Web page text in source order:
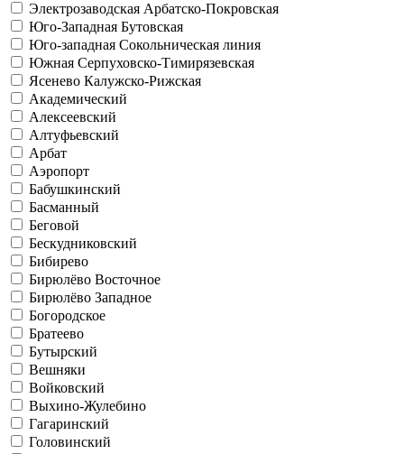
Электрозаводская Арбатско-Покровская
Юго-Западная Бутовская
Юго-западная Сокольническая линия
Южная Серпуховско-Тимирязевская
Ясенево Калужско-Рижская
Академический
Алексеевский
Алтуфьевский
Арбат
Аэропорт
Бабушкинский
Басманный
Беговой
Бескудниковский
Бибирево
Бирюлёво Восточное
Бирюлёво Западное
Богородское
Братеево
Бутырский
Вешняки
Войковский
Выхино-Жулебино
Гагаринский
Головинский